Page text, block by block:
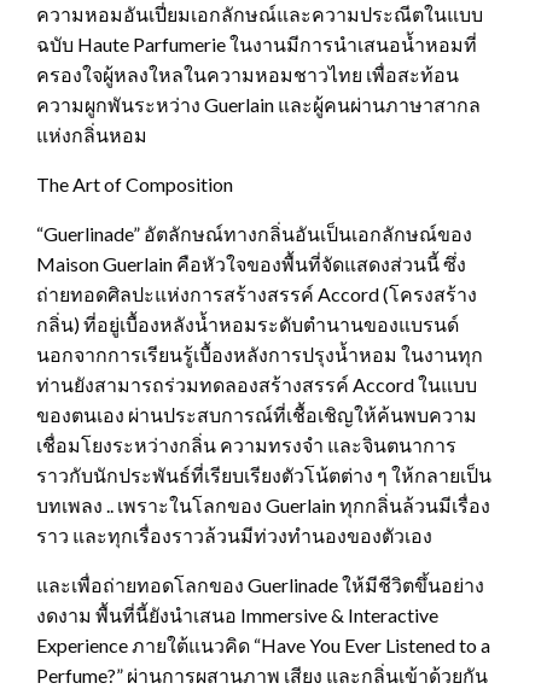
ความหอมอันเปี่ยมเอกลักษณ์และความประณีตในแบบ
ฉบับ Haute Parfumerie ในงานมีการนำเสนอน้ำหอมที่
ครองใจผู้หลงใหลในความหอมชาวไทย เพื่อสะท้อน
ความผูกพันระหว่าง Guerlain และผู้คนผ่านภาษาสากล
แห่งกลิ่นหอม
The Art of Composition
“Guerlinade” อัตลักษณ์ทางกลิ่นอันเป็นเอกลักษณ์ของ
Maison Guerlain คือหัวใจของพื้นที่จัดแสดงส่วนนี้ ซึ่ง
ถ่ายทอดศิลปะแห่งการสร้างสรรค์ Accord (โครงสร้าง
กลิ่น) ที่อยู่เบื้องหลังน้ำหอมระดับตำนานของแบรนด์
นอกจากการเรียนรู้เบื้องหลังการปรุงน้ำหอม ในงานทุก
ท่านยังสามารถร่วมทดลองสร้างสรรค์ Accord ในแบบ
ของตนเอง ผ่านประสบการณ์ที่เชื้อเชิญให้ค้นพบความ
เชื่อมโยงระหว่างกลิ่น ความทรงจำ และจินตนาการ
ราวกับนักประพันธ์ที่เรียบเรียงตัวโน้ตต่าง ๆ ให้กลายเป็น
บทเพลง .. เพราะในโลกของ Guerlain ทุกกลิ่นล้วนมีเรื่อง
ราว และทุกเรื่องราวล้วนมีท่วงทำนองของตัวเอง
และเพื่อถ่ายทอดโลกของ Guerlinade ให้มีชีวิตขึ้นอย่าง
งดงาม พื้นที่นี้ยังนำเสนอ Immersive & Interactive
Experience ภายใต้แนวคิด “Have You Ever Listened to a
Perfume?” ผ่านการผสานภาพ เสียง และกลิ่นเข้าด้วยกัน